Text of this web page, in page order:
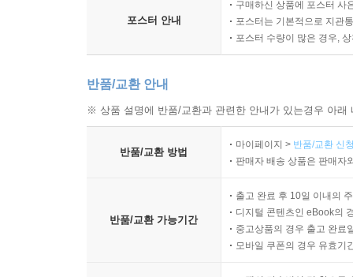
포스터 안내
구매하신 상품에 포스터 사
포스터는 기본적으로 지관
포스터 수량이 많은 경우,
반품/교환 안내
※ 상품 설명에 반품/교환과 관련한 안내가 있는경우 아
반품/교환 방법
마이페이지 > 반품/교환 신
판매자 배송 상품은 판매자
반품/교환 가능기간
출고 완료 후 10일 이내의
디지털 콘텐츠인 eBook의
중고상품의 경우 출고 완료
모바일 쿠폰의 경우 유효기